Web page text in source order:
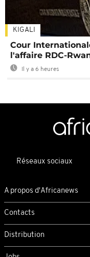
KIGALI
Cour
l'affaire RDC-
Il y a 6 heures
Réseaux sociaux
A propos d'Africanews
Contacts
Distribution